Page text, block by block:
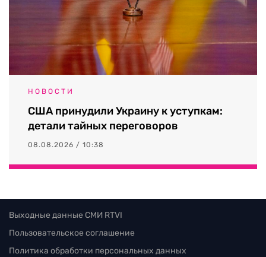
НОВОСТИ
США принудили Украину к уступкам:
детали тайных переговоров
08.08.2026 / 10:38
Выходные данные СМИ RTVI
Пользовательское соглашение
Политика обработки персональных данных